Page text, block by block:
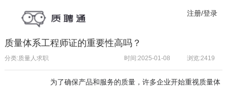
注册/登录
质量体系工程师证的重要性高吗？
分类:质量人求职 浏览:2419
时间:2025-01-08
为了确保产品和服务的质量，许多企业开始重视质量体